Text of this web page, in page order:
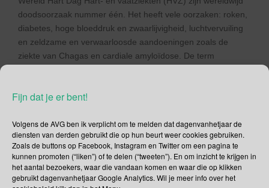
Fijn dat je er bent!
Volgens de AVG ben ik verplicht om te melden dat dagenvanhetjaar de
diensten van derden gebruikt die op hun beurt weer cookies gebruiken.
Zoals de buttons op Facebook, Instagram en Twitter om een pagina te
kunnen promoten (“liken”) of te delen (“tweeten”). En om inzicht te krijgen in
het aantal bezoekers, waar die vandaan komen en waar die op klikken
gebruikt dagenvanhetjaar Google Analytics. Wil je meer info over het
doodsoorzaak nummer één. Het heeft vele oorzaken: roken,
diabetes, hoge bloeddruk en zwaarlijvigheid, luchtvervuiling
en zeldzame en verwaarloosde aandoeningen zoals de
ziekte van Chagas en cardiale amyloïdose. De term